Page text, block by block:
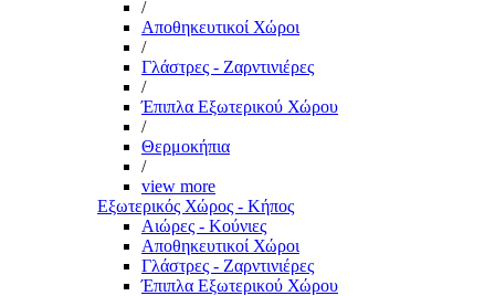
/
Αποθηκευτικοί Χώροι
/
Γλάστρες - Ζαρντινιέρες
/
Έπιπλα Εξωτερικού Χώρου
/
Θερμοκήπια
/
view more
Εξωτερικός Χώρος - Κήπος
Αιώρες - Κούνιες
Αποθηκευτικοί Χώροι
Γλάστρες - Ζαρντινιέρες
Έπιπλα Εξωτερικού Χώρου